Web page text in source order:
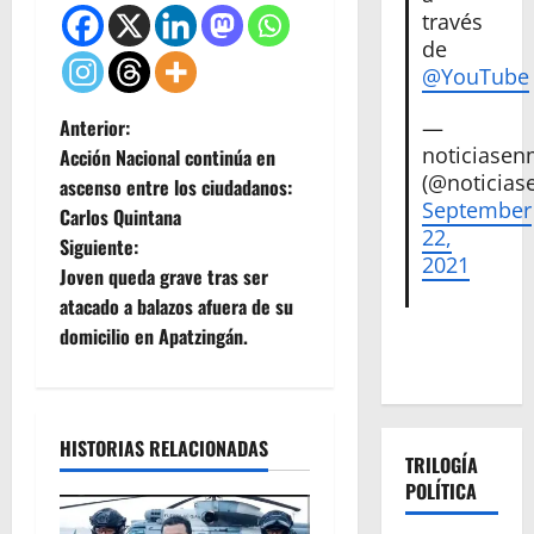
N
a
v
e
g
c
i
Anterior:
Acción Nacional continúa en
ascenso entre los ciudadanos:
Carlos Quintana
Siguiente:
Joven queda grave tras ser
atacado a balazos afuera de su
domicilio en Apatzingán.
HISTORIAS RELACIONADAS
través
de
@YouTube
—
September
22,
2021
TRILOGÍA
POLÍTICA